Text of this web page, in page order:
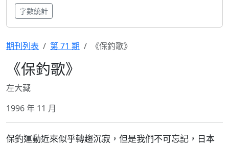
字數統計
期刊列表 第 71 期 《保釣歌》
《保釣歌》
左大藏
1996 年 11 月
保釣運動近來似乎轉趨沉寂，但是我們不可忘記，日本